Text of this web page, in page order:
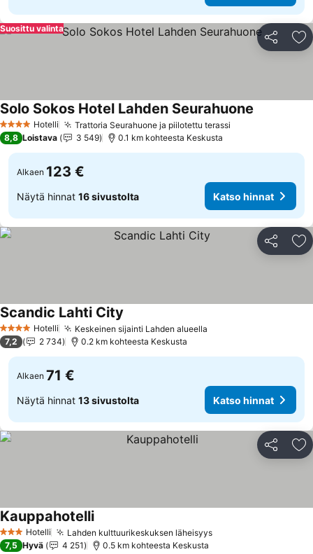
Jaa
Suosittu valinta
4 Tähtiluokitus
Hotelli Trattoria Seurahuone ja piilotettu terassi
Solo Sokos Hotel Lahden Seurahuone
8,8 Loistava 3 549 0.1 km kohteesta Keskusta
Alkaen 123 €
Näytä hinnat 16 sivustolta Katso hinnat
Jaa
4 Tähtiluokitus
Hotelli Keskeinen sijainti Lahden alueella
Scandic Lahti City
7,2 2 734 0.2 km kohteesta Keskusta
Alkaen 71 €
Näytä hinnat 13 sivustolta Katso hinnat
Jaa
3 Tähtiluokitus
Hotelli Lahden kulttuurikeskuksen läheisyysKatso hinnat
KauppahotelliKatso hinnat
7,5 Hyvä 4 251 0.5 km kohteesta Keskusta